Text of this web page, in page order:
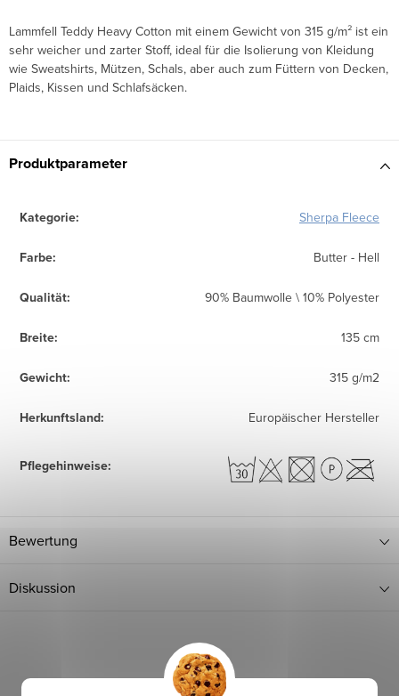
Lammfell Teddy Heavy Cotton mit einem Gewicht von 315 g/m² ist ein
sehr weicher und zarter Stoff, ideal für die Isolierung von Kleidung
wie Sweatshirts, Mützen, Schals, aber auch zum Füttern von Decken,
Plaids, Kissen und Schlafsäcken.
Produktparameter
Kategorie: Sherpa Fleece
Farbe: Butter - Hell
Qualität: 90% Baumwolle \ 10% Polyester
Breite: 135 cm
Gewicht: 315 g/m2
Herkunftsland: Europäischer Hersteller
Pflegehinweise:
Bewertung
Diskussion